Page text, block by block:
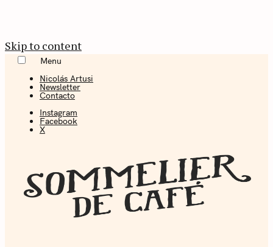
Skip to content
Menu
Nicolás Artusi
Newsletter
Contacto
Instagram
Facebook
X